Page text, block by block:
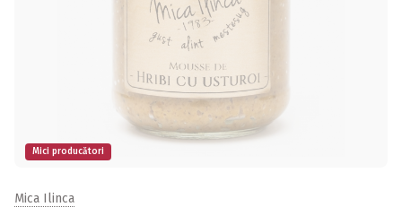
Mici producători
Mica Ilinca